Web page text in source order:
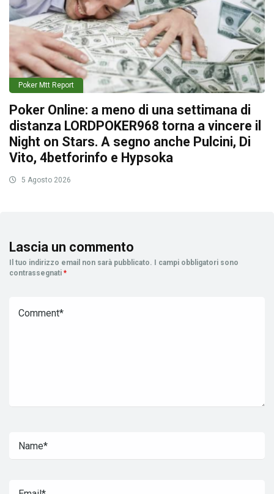
Poker Mtt Report
Poker Online: a meno di una settimana di
distanza LORDPOKER968 torna a vincere il
Night on Stars. A segno anche Pulcini, Di
Vito, 4betforinfo e Hypsoka
5 Agosto 2026
Lascia un commento
Il tuo indirizzo email non sarà pubblicato.
I campi obbligatori sono
contrassegnati *